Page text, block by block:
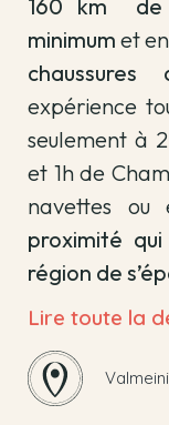
160 km
minimum et en
chaussures
expérience
seulement à
et 1h de
navettes ou
proximité
région de
Lire toute la